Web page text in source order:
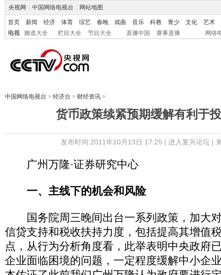
央视网 中国网络电视台 网站地图
首页 新闻 经济 体育 综艺 春晚 戏曲 音乐 科教 青少 文化
艺术
电视
频道大全 栏目大全 节目大全 直播中国 赛事直播 网络
中国网络电视台 > 经济台 > 财经资讯 >
货币政策续紧预期缓解有利于
发布时间:2011年10月13日 17:25 | 进入复兴论坛|
广州万隆·证券研究中心
一、主线下的机会和风险
国务院周三晚间出台一系列政策，加大
信贷支持和税收扶持力度，包括提高其增值
点，从行为分析角度看，此举表明中央政府
企业面临困境的问题，一定程度缓解中小企